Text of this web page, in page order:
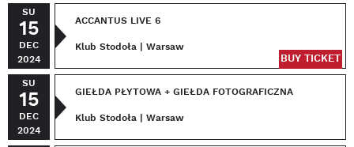
SU
15
DEC
2024
ACCANTUS LIVE 6
Klub Stodoła | Warsaw
BUY TICKET
SU
15
DEC
2024
GIEŁDA PŁYTOWA + GIEŁDA FOTOGRAFICZNA
Klub Stodoła | Warsaw